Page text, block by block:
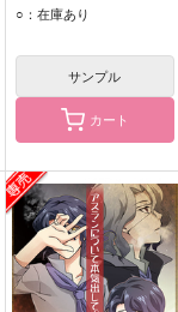
○：在庫あり
サンプル
カート